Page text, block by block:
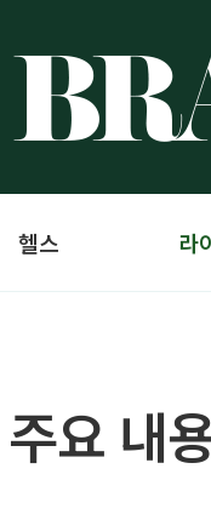
헬스 라
요 내